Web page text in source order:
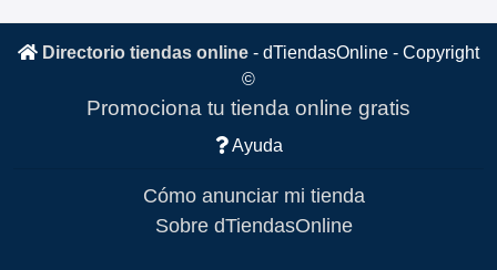
Directorio tiendas online - dTiendasOnline - Copyright
©
Promociona tu tienda online gratis
Ayuda
Cómo anunciar mi tienda
Sobre dTiendasOnline